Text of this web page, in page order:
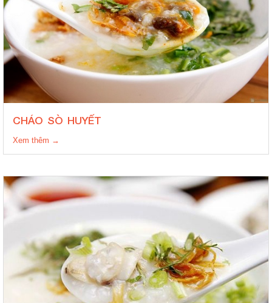
CHÁO SÒ HUYẾT
Xem thêm →